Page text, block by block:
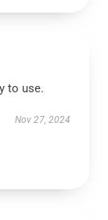
to use.
Nov 27, 2024